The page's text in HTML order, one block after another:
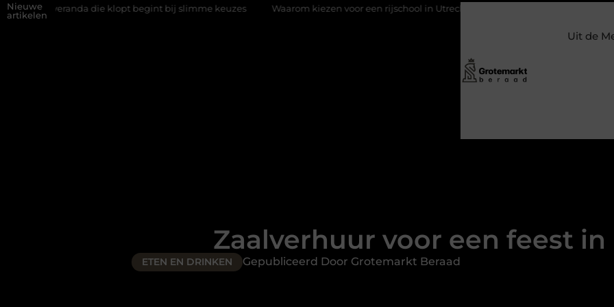
Nieuwe
artikelen
die klopt begint bij slimme keuzes Waarom kiezen voor een rijschool in Utrecht? Duurzaamheid verweven in de
Uit de
Zaalverhuur voor een feest in
ETEN EN DRINKEN Gepubliceerd Door Grotemarkt Beraad